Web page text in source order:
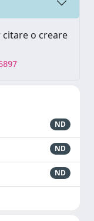
o creare
ND
ND
ND